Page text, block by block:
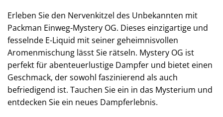
Erleben Sie den Nervenkitzel des Unbekannten mit
Packman Einweg-Mystery OG. Dieses einzigartige und
fesselnde E-Liquid mit seiner geheimnisvollen
Aromenmischung lässt Sie rätseln. Mystery OG ist
perfekt für abenteuerlustige Dampfer und bietet einen
Geschmack, der sowohl faszinierend als auch
befriedigend ist. Tauchen Sie ein in das Mysterium und
entdecken Sie ein neues Dampferlebnis.